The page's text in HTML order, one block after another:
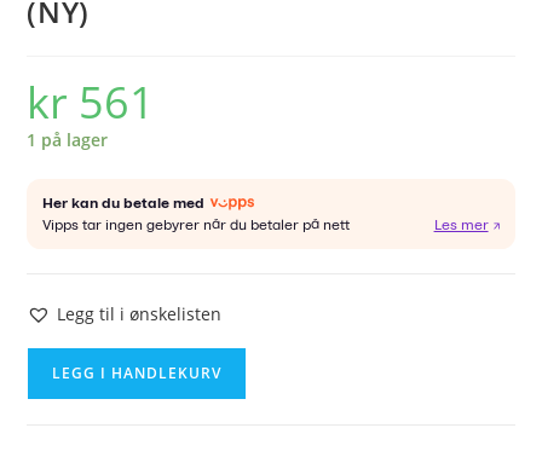
(NY)
kr 561
1 på lager
Legg til i ønskelisten
LEGG I HANDLEKURV